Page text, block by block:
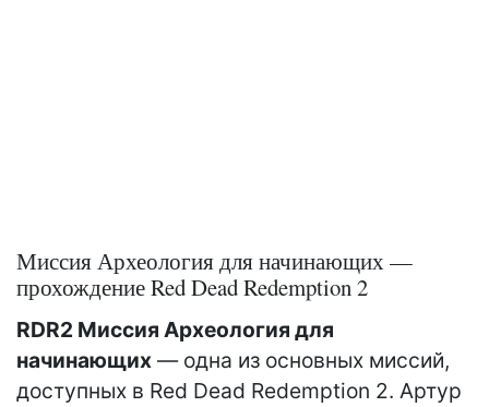
Миссия Археология для начинающих —
прохождение Red Dead Redemption 2
RDR2 Миссия Археология для
начинающих — одна из основных миссий,
доступных в Red Dead Redemption 2. Артур